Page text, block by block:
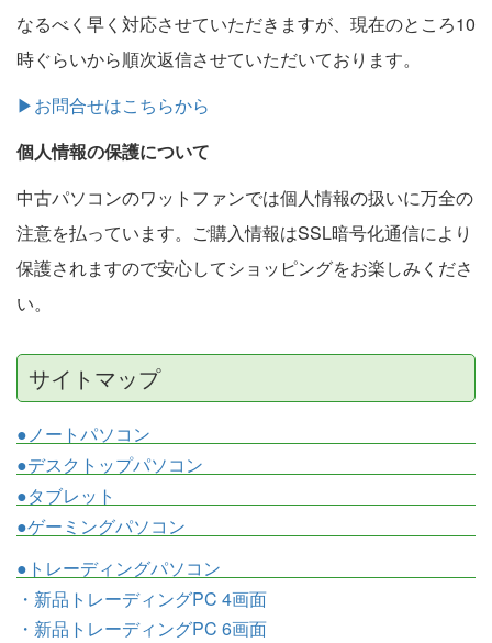
なるべく早く対応させていただきますが、現在のところ10
時ぐらいから順次返信させていただいております。
▶お問合せはこちらから
個人情報の保護について
中古パソコンのワットファンでは個人情報の扱いに万全の
注意を払っています。ご購入情報はSSL暗号化通信により
保護されますので安心してショッピングをお楽しみくださ
い。
サイトマップ
●ノートパソコン
●デスクトップパソコン
●タブレット
●ゲーミングパソコン
●トレーディングパソコン
・新品トレーディングPC 4画面
・新品トレーディングPC 6画面